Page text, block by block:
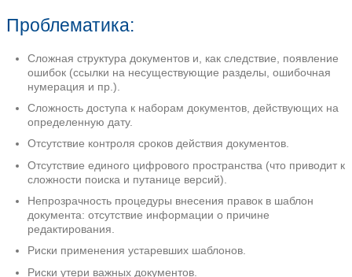
КПБС Система управления типовыми
KPBS® DocMan - это система управления
документами предприятия. Решение
качества и эффективности работы с
документы компании в единое
КПБС Система управления типовыми
KPBS® DocMan упрощает и
документами.
Проблематика: